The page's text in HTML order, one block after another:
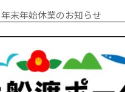
年末年始休業のお知らせ